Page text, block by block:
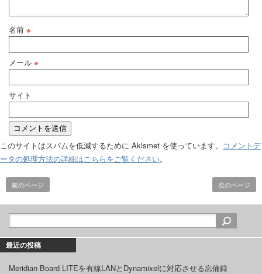
名前 ※
メール ※
サイト
このサイトはスパムを低減するために Akismet を使っています。 コメントデ
ータの処理方法の詳細はこちらをご覧ください。
前のページ 次のページ
最近の投稿
Meridian Board LITEを有線LANとDynamixelに対応させる忘備録